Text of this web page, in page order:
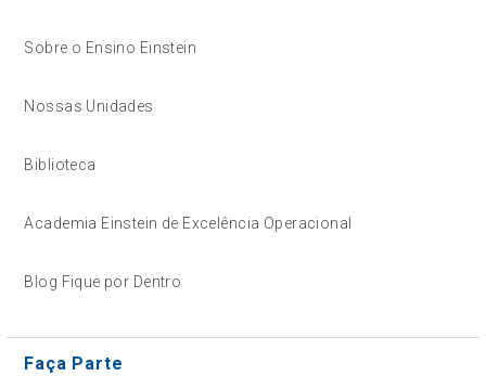
Sobre o Ensino Einstein
Nossas Unidades
Biblioteca
Academia Einstein de Excelência Operacional
Blog Fique por Dentro
Faça Parte